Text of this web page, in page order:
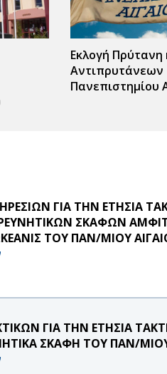
Εκλογή Πρύτανη
Αντιπρυτάνεων
Πανεπιστημίου
ΓΙΑ ΤΗΝ ΕΤΗΣΙΑ
ΣΚΑΦΩΝ
ΤΟΥ ΠΑΝ/ΜΙΟΥ
ΓΙΑ ΤΗΝ ΕΤΗΣΙΑ
ΣΚΑΦΗ ΤΟΥ ΠΑΝ/